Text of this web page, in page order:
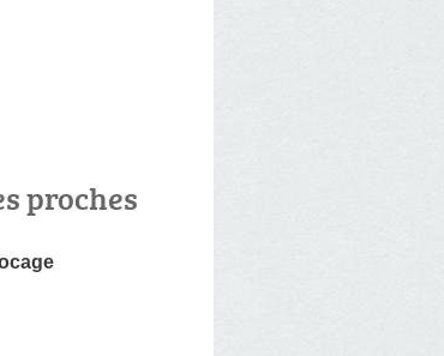
proches